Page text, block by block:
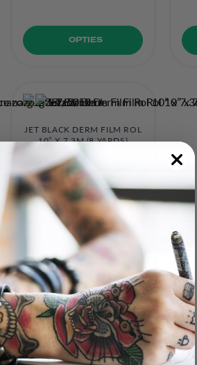
OPTIES
JET BLACK DERM FILM ROL
10” X 7.3M (8 YARDS)
€ 31,19
€ 38,99
IN MANDJE